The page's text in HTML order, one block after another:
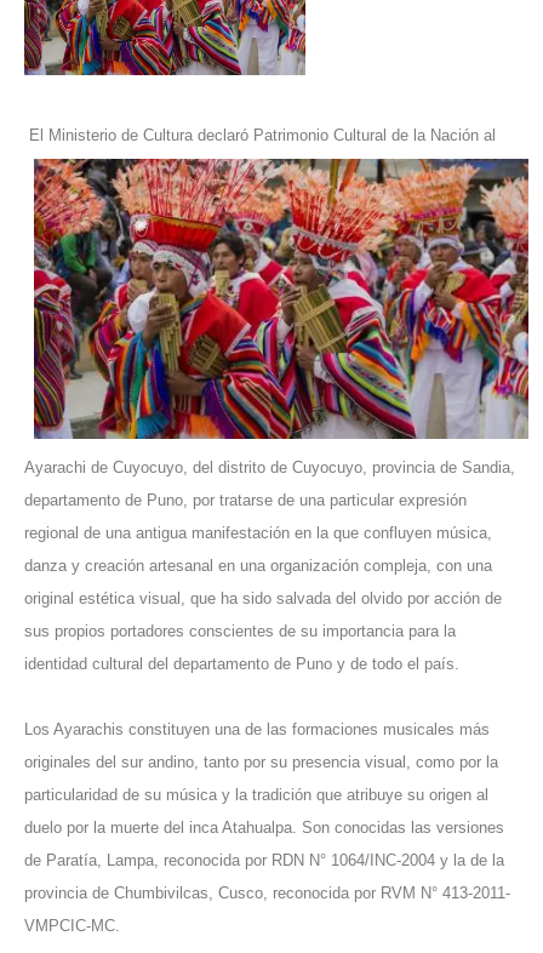
El Ministerio de Cultura declaró Patrimonio Cultural de la Nación al
Ayarachi de Cuyocuyo, del distrito de Cuyocuyo, provincia de Sandia,
departamento de Puno, por tratarse de una particular expresión
regional de una antigua manifestación en la que confluyen música,
danza y creación artesanal en una organización compleja, con una
original estética visual, que ha sido salvada del olvido por acción de
sus propios portadores conscientes de su importancia para la
identidad cultural del departamento de Puno y de todo el país.
Los Ayarachis constituyen una de las formaciones musicales más
originales del sur andino, tanto por su presencia visual, como por la
particularidad de su música y la tradición que atribuye su origen al
duelo por la muerte del inca Atahualpa. Son conocidas las versiones
de Paratía, Lampa, reconocida por RDN N° 1064/INC-2004 y la de la
provincia de Chumbivilcas, Cusco, reconocida por RVM N° 413-2011-
VMPCIC-MC.